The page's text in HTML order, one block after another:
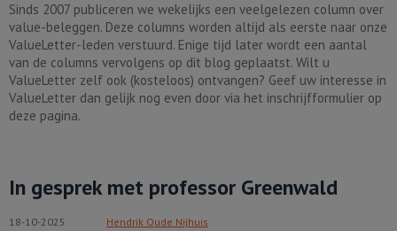
Sinds 2007 publiceren we wekelijks een veelgelezen column over
value-beleggen. Deze columns worden altijd als eerste naar onze
ValueLetter-leden verstuurd. Enige tijd later wordt een aantal
van de columns vervolgens op dit blog geplaatst. Wilt u
ValueLetter zelf ook (kosteloos) ontvangen? Geef uw interesse in
ValueLetter dan gelijk nog even door via het inschrijfformulier op
deze pagina.
In gesprek met professor Greenwald
18-10-2025
Hendrik Oude Nijhuis